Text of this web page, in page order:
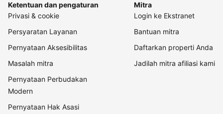
Ketentuan dan pengaturan
Privasi & cookie
Persyaratan Layanan
Pernyataan Aksesibilitas
Masalah mitra
Pernyataan Perbudakan
Modern
Pernyataan Hak Asasi
Mitra
Login ke Ekstranet
Bantuan mitra
Daftarkan properti Anda
Jadilah mitra afiliasi kami